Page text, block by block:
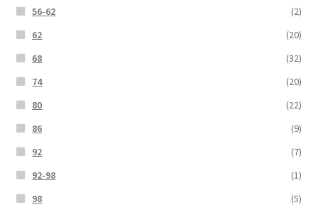
56-62
(2)
62
(20)
68
(32)
74
(20)
80
(22)
86
(9)
92
(7)
92-98
(1)
98
(5)